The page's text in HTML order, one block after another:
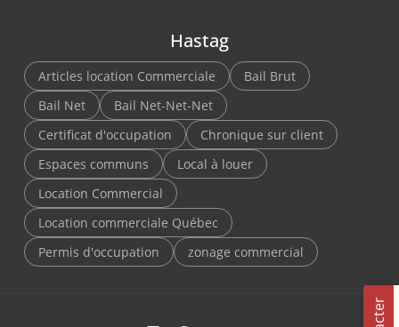
Hastag
Articles location Commerciale
Bail Brut
Bail Net
Bail Net-Net-Net
Certificat d'occupation
Chronique sur client
Espaces communs
Local à louer
Location Commercial
Location commerciale Québec
Permis d'occupation
zonage commercial